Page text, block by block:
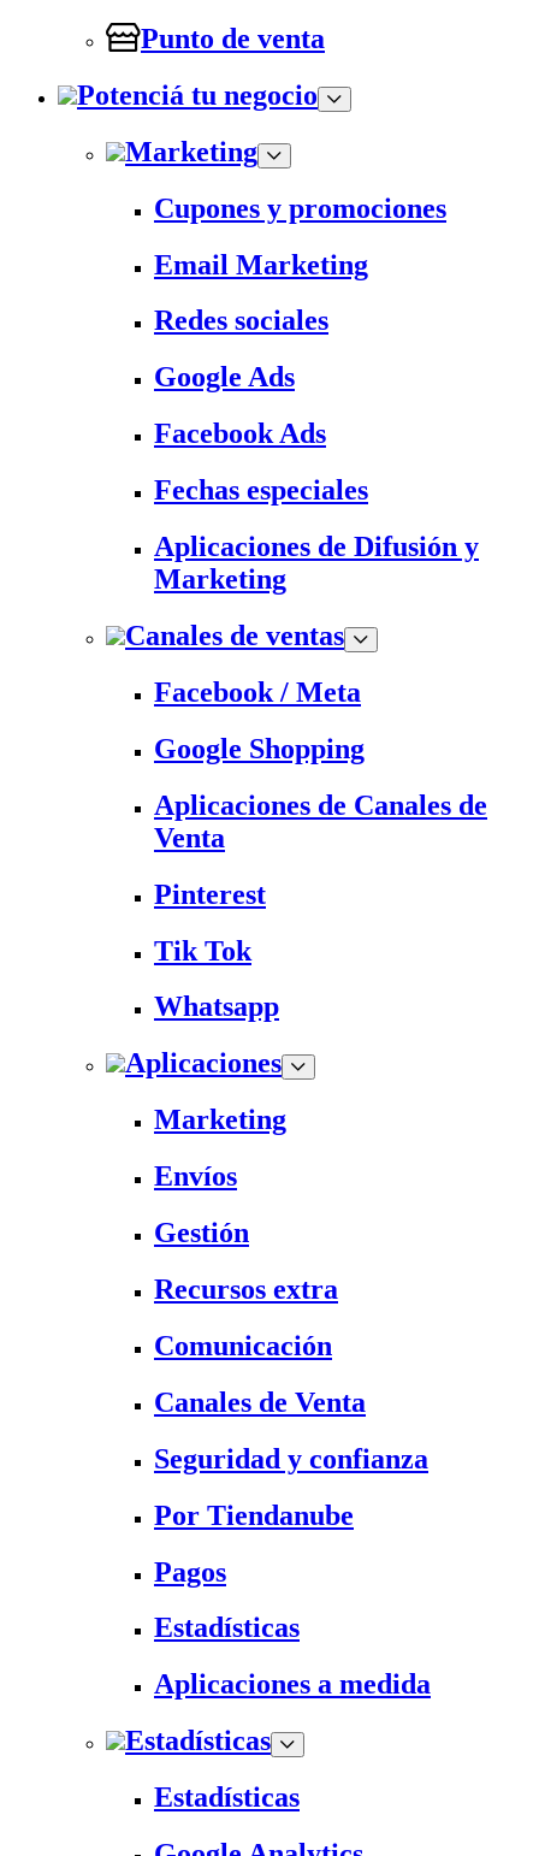
Punto de venta
Potenciá tu negocio
Marketing
Cupones y promociones
Email Marketing
Redes sociales
Google Ads
Facebook Ads
Fechas especiales
Aplicaciones de Difusión y
Marketing
Canales de ventas
Facebook / Meta
Google Shopping
Aplicaciones de Canales de
Venta
Pinterest
Tik Tok
Whatsapp
Aplicaciones
Marketing
Envíos
Gestión
Recursos extra
Comunicación
Canales de Venta
Seguridad y confianza
Por Tiendanube
Pagos
Estadísticas
Aplicaciones a medida
Estadísticas
Estadísticas